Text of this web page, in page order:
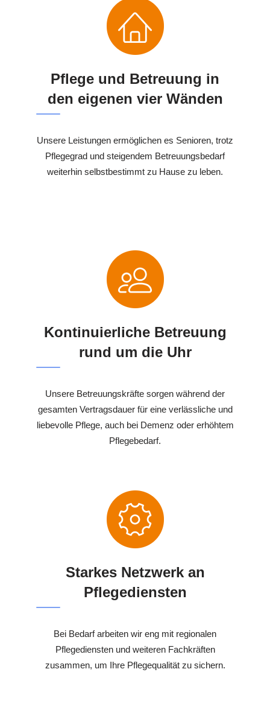
Pflege und Betreuung in
den eigenen vier Wänden
Unsere Leistungen ermöglichen es Senioren, trotz
Pflegegrad und steigendem Betreuungsbedarf
weiterhin selbstbestimmt zu Hause zu leben.
Kontinuierliche Betreuung
rund um die Uhr
Unsere Betreuungskräfte sorgen während der
gesamten Vertragsdauer für eine verlässliche und
liebevolle Pflege, auch bei Demenz oder erhöhtem
Pflegebedarf.
Starkes Netzwerk an
Pflegediensten
Bei Bedarf arbeiten wir eng mit regionalen
Pflegediensten und weiteren Fachkräften
zusammen, um Ihre Pflegequalität zu sichern.